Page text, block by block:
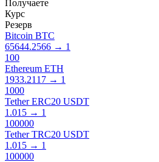
Получаете
Курс
Резерв
Bitcoin BTC
65644.2566 → 1
100
Ethereum ETH
1933.2117 → 1
1000
Tether ERC20 USDT
1.015 → 1
100000
Tether TRC20 USDT
1.015 → 1
100000